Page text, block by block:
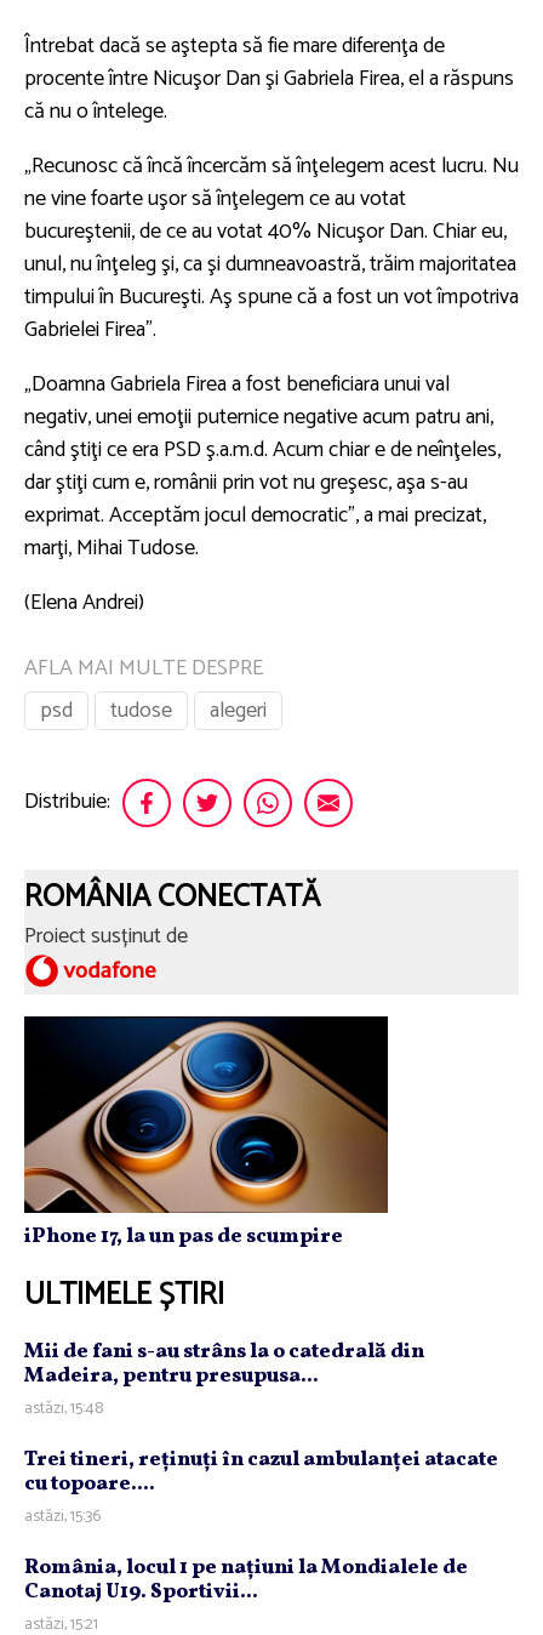
Întrebat dacă se aştepta să fie mare diferenţa de
procente între Nicuşor Dan şi Gabriela Firea, el a răspuns
că nu o întelege.
„Recunosc că încă încercăm să înţelegem acest lucru. Nu
ne vine foarte uşor să înţelegem ce au votat
bucureştenii, de ce au votat 40% Nicuşor Dan. Chiar eu,
unul, nu înţeleg şi, ca şi dumneavoastră, trăim majoritatea
timpului în Bucureşti. Aş spune că a fost un vot împotriva
Gabrielei Firea”.
„Doamna Gabriela Firea a fost beneficiara unui val
negativ, unei emoţii puternice negative acum patru ani,
când ştiţi ce era PSD ş.a.m.d. Acum chiar e de neînţeles,
dar ştiţi cum e, românii prin vot nu greşesc, aşa s-au
exprimat. Acceptăm jocul democratic”, a mai precizat,
marţi, Mihai Tudose.
(Elena Andrei)
AFLA MAI MULTE DESPRE
psd
tudose alegeri
Distribuie:
ROMÂNIA CONECTATĂ
Proiect susținut de
iPhone 17, la un pas de scumpire
ULTIMELE ȘTIRI
Mii de fani s-au strâns la o catedrală din
Madeira, pentru presupusa...
astăzi, 15:48
Trei tineri, reţinuţi în cazul ambulanţei atacate
cu topoare....
astăzi, 15:36
România, locul 1 pe naţiuni la Mondialele de
Canotaj U19. Sportivii...
astăzi, 15:21